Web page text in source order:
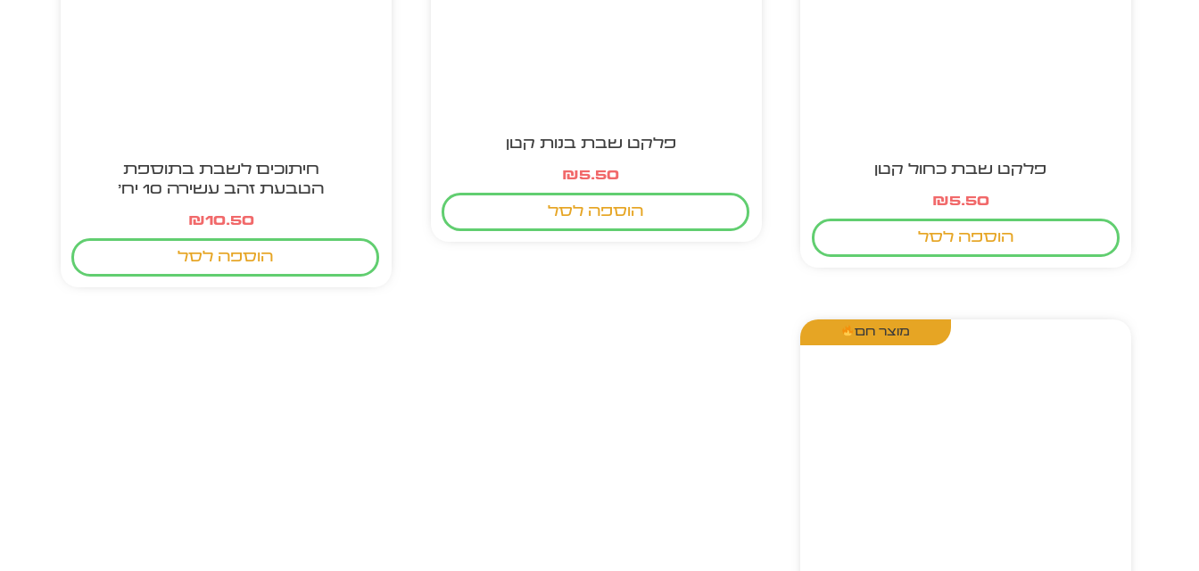
פלקט שבת כחול קטן
₪5.50
הוספה לסל
פלקט שבת בנות קטן
₪5.50
הוספה לסל
חיתוכים לשבת בתוספת
הטבעת זהב עשירה 10 יח'
₪10.50
הוספה לסל
מוצר חם